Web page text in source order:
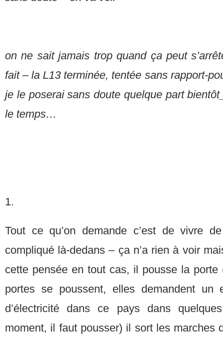
on ne sait jamais trop quand ça peut
fait – la L13 terminée, tentée sans rapport-
je le poserai sans doute quelque part
le temps…
1.
Tout ce qu’on demande c’est de vivre
compliqué là-dedans – ça n’a rien à voir
cette pensée en tout cas, il pousse la porte
portes se poussent, elles demandent un
d’électricité dans ce pays dans
moment, il faut pousser) il sort les marches